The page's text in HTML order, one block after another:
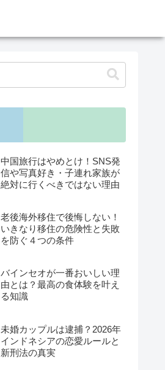
中国旅行はやめとけ！SNS発
信や写真好き・子連れ家族が
絶対に行くべきではない理由
老後海外移住で後悔しない！
いきなり移住の危険性と失敗
を防ぐ４つの条件
バインセオが一番おいしい理
由とは？最高の食体験を叶え
る知識
未婚カップルは逮捕？2026年
インドネシアの恋愛ルールと
新刑法の真実